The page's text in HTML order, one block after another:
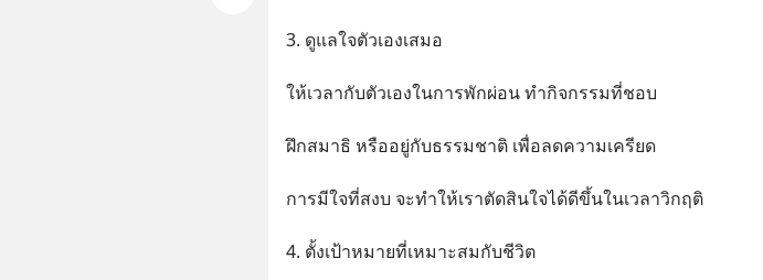
3. ดูแลใจตัวเองเสมอ
ให้เวลากับตัวเองในการพักผ่อน ทำกิจกรรมที่ชอบ
ฝึกสมาธิ หรืออยู่กับธรรมชาติ เพื่อลดความเครียด
การมีใจที่สงบ จะทำให้เราตัดสินใจได้ดีขึ้นในเวลาวิกฤติ
4. ตั้งเป้าหมายที่เหมาะสมกับชีวิต